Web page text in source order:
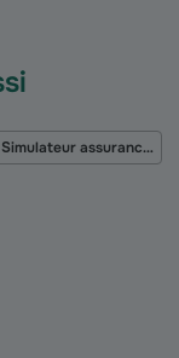
Simulateur assurance de prêt